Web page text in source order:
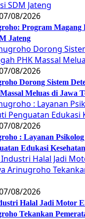
08/2026
Program Magang
Jateng
08/2026
Dorong Sistem
Meluas di Jawa
08/2026
: Layanan
Edukasi
08/2026
Halal Jadi Motor
Tekankan